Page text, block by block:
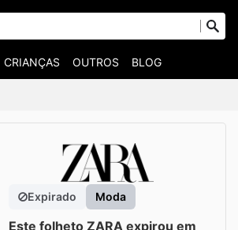
CRIANÇAS OUTROS BLOG
Expirado Moda
Este folheto ZARA expirou em